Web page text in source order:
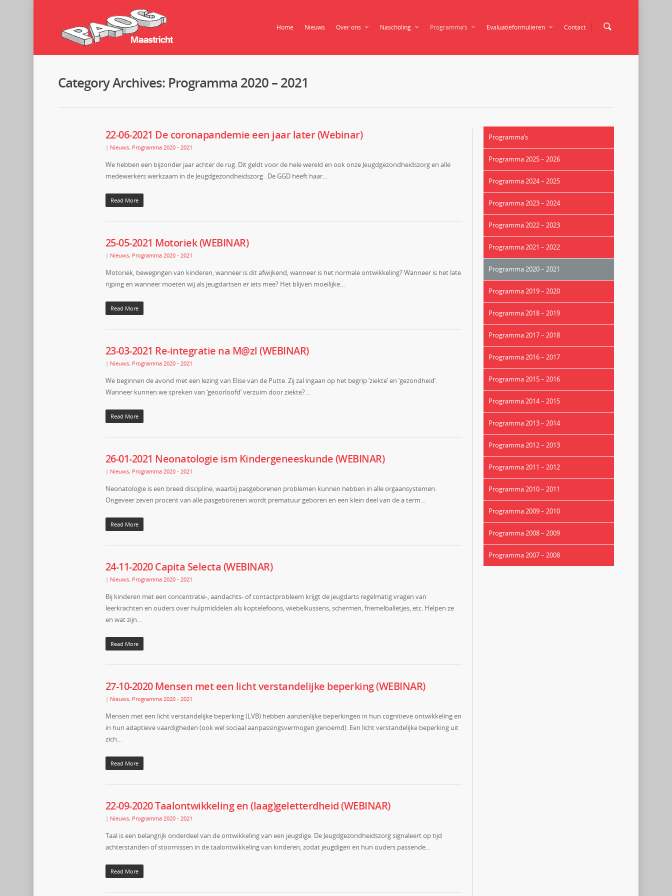
Home Nieuws Over ons Nascholing Programma’s Evaluatieformulieren Contact
Category Archives: Programma 2020 – 2021
22-06-2021 De coronapandemie een jaar later (Webinar)
| Nieuws, Programma 2020 - 2021
We hebben een bijzonder jaar achter de rug. Dit geldt voor de hele wereld en ook onze Jeugdgezondheidszorg en alle
medewerkers werkzaam in de Jeugdgezondheidszorg . De GGD heeft haar…
Read More
25-05-2021 Motoriek (WEBINAR)
| Nieuws, Programma 2020 - 2021
Motoriek, bewegingen van kinderen, wanneer is dit afwijkend, wanneer is het normale ontwikkeling? Wanneer is het late
rijping en wanneer moeten wij als jeugdartsen er iets mee? Het blijven moeilijke…
Read More
23-03-2021 Re-integratie na M@zl (WEBINAR)
| Nieuws, Programma 2020 - 2021
We beginnen de avond met een lezing van Elise van de Putte. Zij zal ingaan op het begrip ‘ziekte’ en ‘gezondheid’.
Wanneer kunnen we spreken van ‘geoorloofd’ verzuim door ziekte?…
Read More
26-01-2021 Neonatologie ism Kindergeneeskunde (WEBINAR)
| Nieuws, Programma 2020 - 2021
Neonatologie is een breed discipline, waarbij pasgeborenen problemen kunnen hebben in alle orgaansystemen.
Ongeveer zeven procent van alle pasgeborenen wordt prematuur geboren en een klein deel van de a term…
Read More
24-11-2020 Capita Selecta (WEBINAR)
| Nieuws, Programma 2020 - 2021
Bij kinderen met een concentratie-, aandachts- of contactprobleem krijgt de jeugdarts regelmatig vragen van
leerkrachten en ouders over hulpmiddelen als koptelefoons, wiebelkussens, schermen, friemelballetjes, etc. Helpen ze
en wat zijn…
Read More
27-10-2020 Mensen met een licht verstandelijke beperking (WEBINAR)
| Nieuws, Programma 2020 - 2021
Mensen met een licht verstandelijke beperking (LVB) hebben aanzienlijke beperkingen in hun cognitieve ontwikkeling en
in hun adaptieve vaardigheden (ook wel sociaal aanpassingsvermogen genoemd). Een licht verstandelijke beperking uit
zich…
Read More
22-09-2020 Taalontwikkeling en (laag)geletterdheid (WEBINAR)
| Nieuws, Programma 2020 - 2021
Taal is een belangrijk onderdeel van de ontwikkeling van een jeugdige. De Jeugdgezondheidszorg signaleert op tijd
achterstanden of stoornissen in de taalontwikkeling van kinderen, zodat jeugdigen en hun ouders passende…
Read More
Programma’s
Programma 2025 – 2026
Programma 2024 – 2025
Programma 2023 – 2024
Programma 2022 – 2023
Programma 2021 – 2022
Programma 2020 – 2021
Programma 2019 – 2020
Programma 2018 – 2019
Programma 2017 – 2018
Programma 2016 – 2017
Programma 2015 – 2016
Programma 2014 – 2015
Programma 2013 – 2014
Programma 2012 – 2013
Programma 2011 – 2012
Programma 2010 – 2011
Programma 2009 – 2010
Programma 2008 – 2009
Programma 2007 – 2008